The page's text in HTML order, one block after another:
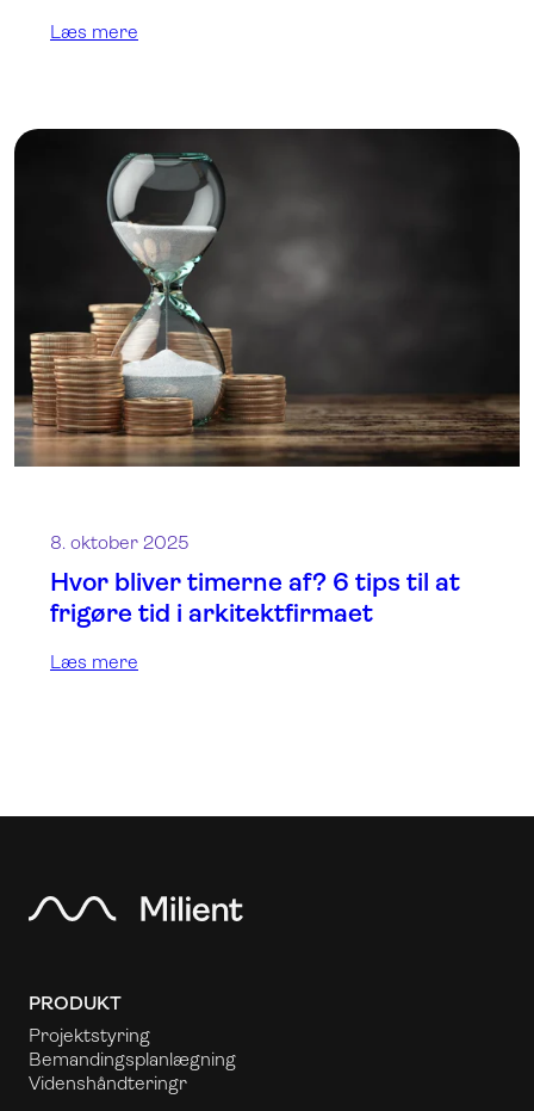
Læs mere
8. oktober 2025
Hvor bliver timerne af? 6 tips til at
frigøre tid i arkitektfirmaet
Læs mere
PRODUKT
Projektstyring
Bemandingsplanlægning
Videnshåndteringr